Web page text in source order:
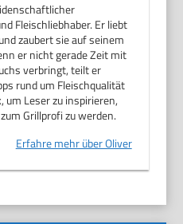
Fleischliebhaber. Er liebt
zaubert sie auf seinem
er nicht gerade Zeit mit
verbringt, teilt er
rund um Fleischqualität
um Leser zu inspirieren,
Grillprofi zu werden.
Erfahre mehr über Oliver